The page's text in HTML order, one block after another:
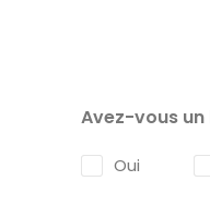
Avez-vous un
Oui